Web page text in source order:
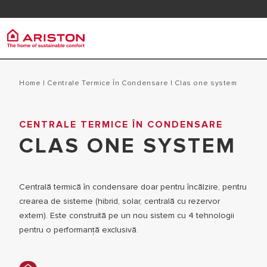
Contactează-ne FAQ
Ariston Group
CARIERĂ
produse | CATEGORII
CENTRALE TERMICE
ȊNCĂLZITOARE DE APĂ
CENTRALE
CENTRALE
Home | Centrale Termice În Condensare | clas one system
CENTRALE TERMICE ÎN CONDENSARE
CLAS ONE SYSTEM
Centrală termică în condensare doar pentru încălzire, pentru
crearea de sisteme (hibrid, solar, centrală cu rezervor
extern). Este construită pe un nou sistem cu 4 tehnologii
pentru o performanță exclusivă.